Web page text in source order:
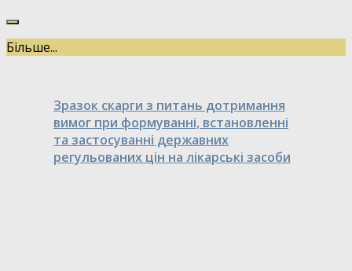
Більше...
Зразок скарги з питань дотримання
вимог при формуванні, встановленні
та застосуванні державних
регульованих цін на лікарські засоби